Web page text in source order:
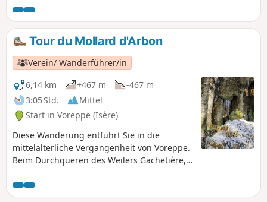
Kraft jedoch nicht allzu sehr. Die Roize ermöglichte den
Betrieb einer Reihe von Anlagen: Mühlen, Sägewerke oder
Gerbereien und trug dazu bei, Voreppe zu einem kleinen
Wirtschaftszentrum des Isère-Tals zu machen.
Tour du Mollard d'Arbon
Verein/ Wanderführer/in
6,14 km
+467 m
-467 m
3:05 Std.
Mittel
Start in Voreppe (Isère)
Diese Wanderung entführt Sie in die
mittelalterliche Vergangenheit von Voreppe.
Beim Durchqueren des Weilers Gachetière,
kann man die Ruinen des Château Vieux, der
ehemaligen Burg der Herzöge von